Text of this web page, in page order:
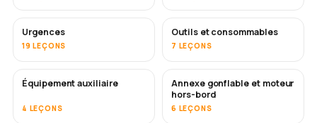
Urgences
19 LEÇONS
Outils et consommables
7 LEÇONS
Équipement auxiliaire
4 LEÇONS
Annexe gonflable et moteur
hors-bord
6 LEÇONS